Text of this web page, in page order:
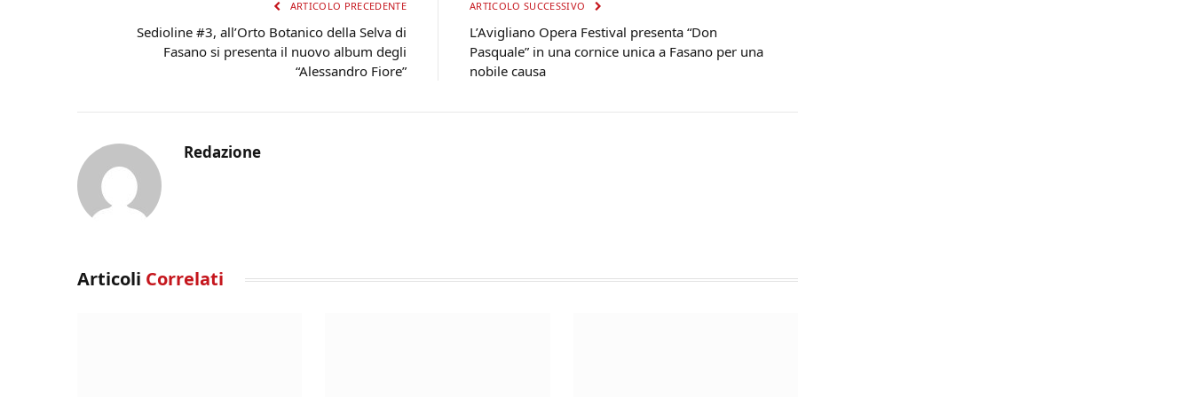
ARTICOLO PRECEDENTE
Sedioline #3, all’Orto Botanico della Selva di
Fasano si presenta il nuovo album degli
“Alessandro Fiore”
ARTICOLO SUCCESSIVO
L’Avigliano Opera Festival presenta “Don
Pasquale” in una cornice unica a Fasano per una
nobile causa
Redazione
Articoli Correlati